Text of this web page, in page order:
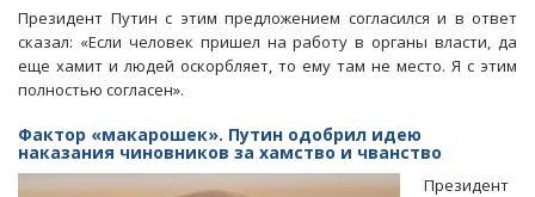
в
апреле
Президент Путин с этим предложением согласился и в ответ
сказал: «Если человек пришел на работу в органы власти, да
еще хамит и людей оскорбляет, то ему там не место. Я с этим
полностью согласен».
Фактор «макарошек». Путин одобрил идею
наказания чиновников за хамство и чванство
Президент